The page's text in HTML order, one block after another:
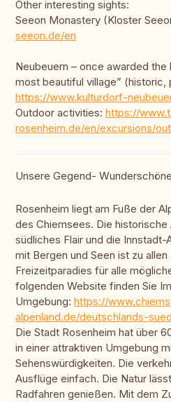
Other interesting sights:
Seeon Monastery (Kloster
seeon.de/en
Neubeuern – once awarded the
most beautiful village” (historic,
https://www.kulturdorf-
Outdoor activities: https://
rosenheim.de/en/excursions/
Unsere Gegend-
Rosenheim liegt am Fuße der
des Chiemsees. Die
südliches Flair und die
mit Bergen und Seen ist zu
Freizeitparadies für alle
folgenden Website finden Sie
Umgebung: https://
alpenland.de/deutschlands-
Die Stadt Rosenheim hat über
in einer attraktiven Umgebung
Sehenswürdigkeiten. Die
Ausflüge einfach. Die Natur
Radfahren genießen. Mit dem